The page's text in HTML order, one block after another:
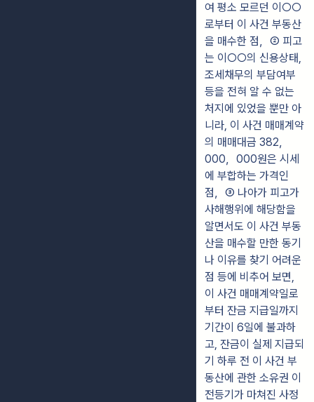
여 평소 모르던 이○○
로부터 이 사건 부동산
을 매수한 점，② 피고
는 이○○의 신용상태,
조세채무의 부담여부
등을 전혀 알 수 없는
처지에 있었을 뿐만 아
니라, 이 사건 매매계약
의 매매대금 382，
000，000원은 시세
에 부합하는 가격인
점，③ 나아가 피고가
사해행위에 해당함을
알면서도 이 사건 부동
산을 매수할 만한 동기
나 이유를 찾기 어려운
점 등에 비추어 보면,
이 사건 매매계약일로
부터 잔금 지급일까지
기간이 6일에 불과하
고, 잔금이 실제 지급되
기 하루 전 이 사건 부
동산에 관한 소유권 이
전등기가 마쳐진 사정